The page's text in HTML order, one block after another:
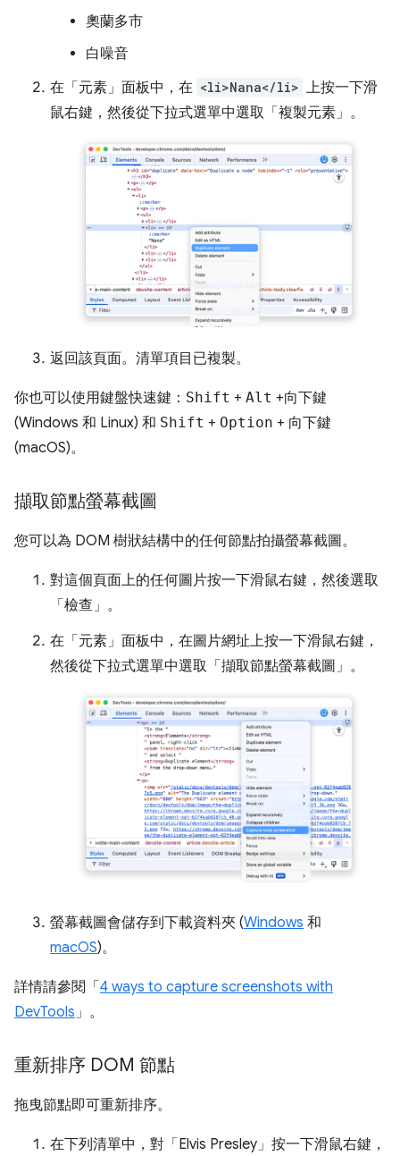
奧蘭多市
白噪音
在「元素」 面板中，在 <li>Nana</li> 上按一下滑
鼠右鍵，然後從下拉式選單中選取「複製元素」 。
返回該頁面。清單項目已複製。
你也可以使用鍵盤快速鍵： Shift + Alt +向下鍵
(Windows 和 Linux) 和 Shift + Option + 向下鍵
(macOS)。
擷取節點螢幕截圖
您可以為 DOM 樹狀結構中的任何節點拍攝螢幕截圖。
對這個頁面上的任何圖片按一下滑鼠右鍵，然後選取
「檢查」 。
在「元素」 面板中，在圖片網址上按一下滑鼠右鍵，
然後從下拉式選單中選取「擷取節點螢幕截圖」 。
螢幕截圖會儲存到下載資料夾 (Windows 和
macOS)。
詳情請參閱「4 ways to capture screenshots with
DevTools 」。
重新排序 DOM 節點
拖曳節點即可重新排序。
在下列清單中，對「Elvis Presley」 按一下滑鼠右鍵，